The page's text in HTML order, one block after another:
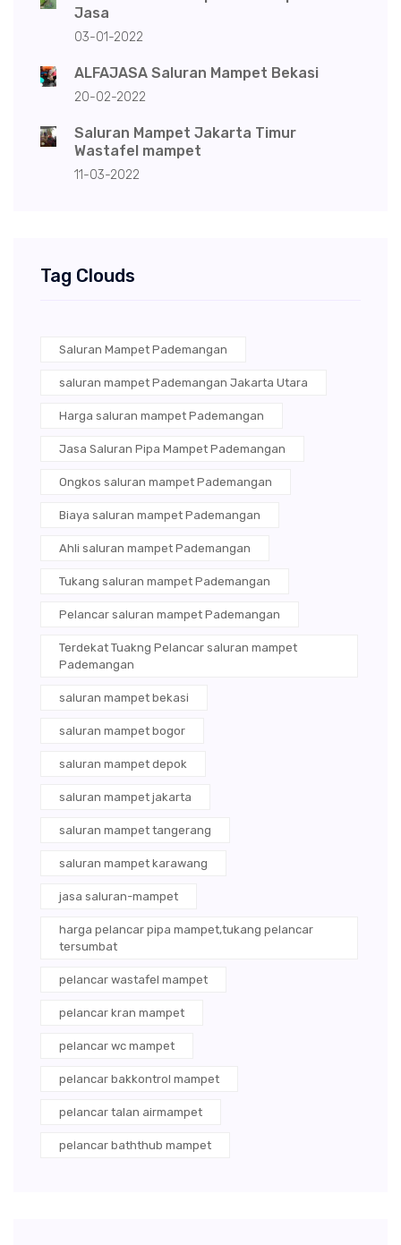
Jasa
03-01-2022
ALFAJASA Saluran Mampet Bekasi
20-02-2022
Saluran Mampet Jakarta Timur
Wastafel mampet
11-03-2022
Tag Clouds
Saluran Mampet Pademangan
saluran mampet Pademangan Jakarta Utara
Harga saluran mampet Pademangan
Jasa Saluran Pipa Mampet Pademangan
Ongkos saluran mampet Pademangan
Biaya saluran mampet Pademangan
Ahli saluran mampet Pademangan
Tukang saluran mampet Pademangan
Pelancar saluran mampet Pademangan
Terdekat Tuakng Pelancar saluran mampet
Pademangan
saluran mampet bekasi
saluran mampet bogor
saluran mampet depok
saluran mampet jakarta
saluran mampet tangerang
saluran mampet karawang
jasa saluran-mampet
harga pelancar pipa mampet,tukang pelancar
tersumbat
pelancar wastafel mampet
pelancar kran mampet
pelancar wc mampet
pelancar bakkontrol mampet
pelancar talan airmampet
pelancar baththub mampet